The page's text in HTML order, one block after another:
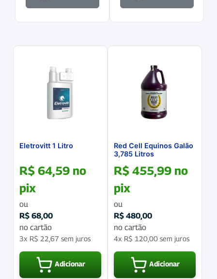
Eletrovitt 1 Litro
R$ 64,59 no
pix
ou
R$ 68,00
no cartão
3x R$ 22,67 sem juros
Adicionar
Red Cell Equinos Galão
3,785 Litros
R$ 455,99 no
pix
ou
R$ 480,00
no cartão
4x R$ 120,00 sem juros
Adicionar